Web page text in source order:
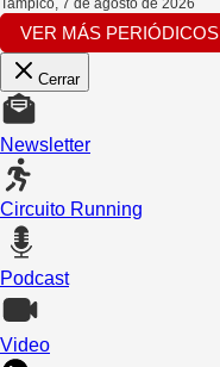
Tampico, 7 de agosto de 2026
VER MÁS PERIÓDICOS
Cerrar
Newsletter
Circuito Running
Podcast
Video